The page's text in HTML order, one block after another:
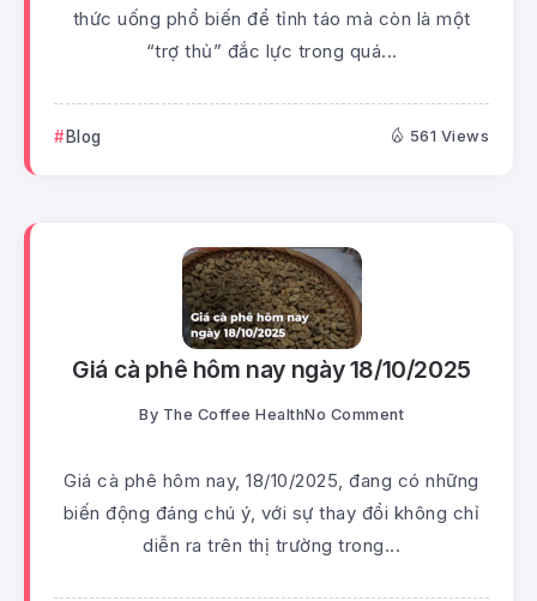
thức uống phổ biến để tỉnh táo mà còn là một
“trợ thủ” đắc lực trong quá...
Blog 561 Views
Giá cà phê hôm nay ngày 18/10/2025
By The Coffee HealthNo Comment
Giá cà phê hôm nay, 18/10/2025, đang có những
biến động đáng chú ý, với sự thay đổi không chỉ
diễn ra trên thị trường trong...